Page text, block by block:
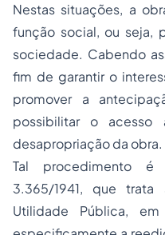
Nestas situações, a
função social, ou seja,
sociedade. Cabendo
fim de garantir o
promover a
possibilitar o acesso
desapropriação da obra.
Tal procedimento
3.365/1941, que trata
Utilidade Pública,